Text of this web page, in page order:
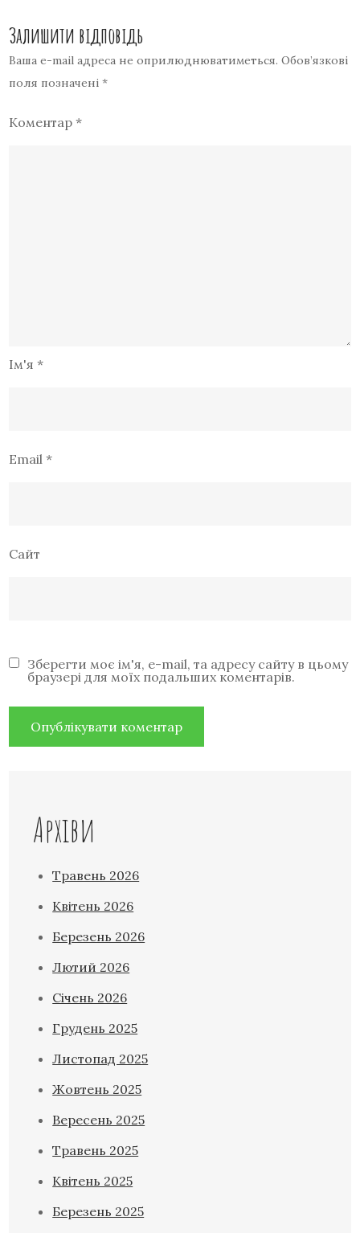
Залишити відповідь
Ваша e-mail адреса не оприлюднюватиметься. Обов’язкові
поля позначені*
Коментар*
Ім'я*
Email*
Сайт
Зберегти моє ім'я, e-mail, та адресу сайту в цьому
браузері для моїх подальших коментарів.
Архіви
Травень 2026
Квітень 2026
Березень 2026
Лютий 2026
Січень 2026
Грудень 2025
Листопад 2025
Жовтень 2025
Вересень 2025
Травень 2025
Квітень 2025
Березень 2025